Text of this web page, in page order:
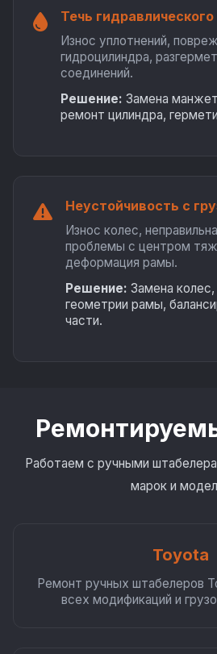
Течь
Износ уплотнений,
гидроцилиндра,
соединений.
Решение: Замена
ремонт цилиндра,
Неустойчивость с
Износ колес,
проблемы с центром
деформация рамы.
Решение: Замена
геометрии рамы,
части.
Работаем с ручными
марок и
Toyota
Ремонт ручных штабелеров
всех модификаций и